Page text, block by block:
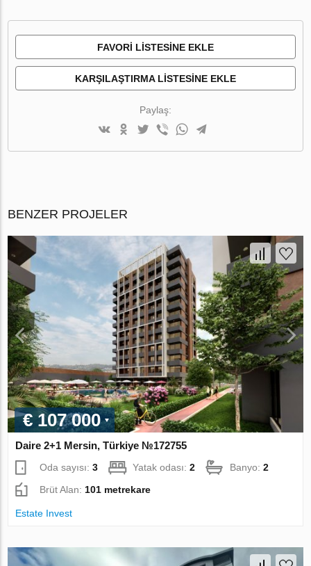
FAVORI LISTESINE EKLE
KARŞILAŞTIRMA LISTESINE EKLE
Paylaş:
BENZER PROJELER
€ 107 000
Daire 2+1 Mersin, Türkiye №172755
Oda sayısı:3 Yatak odası:2 Banyo:2
Brüt Alan:101 metrekare
Estate Invest